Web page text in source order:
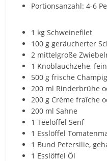
Portionsanzahl: 4-6
1 kg Schweinefilet
100 g geräucherter
2 mittelgroße
1 Knoblauchzehe,
500 g frische
200 ml Rinderbrühe
200 g Crème fraîche
200 ml Sahne
1 Teelöffel Senf
1 Esslöffel
1 Bund Petersilie,
1 Esslöffel Öl